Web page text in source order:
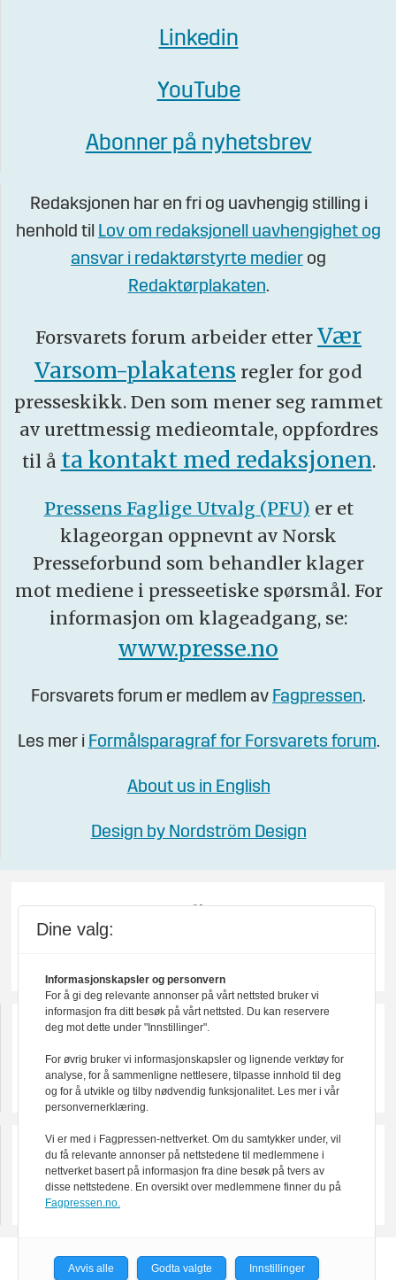
Linkedin
YouTube
Abonner på nyhetsbrev
Redaksjonen har en fri og uavhengig stilling i
henhold til Lov om redaksjonell uavhengighet og
ansvar i redaktørstyrte medier og
Redaktørplakaten.
Forsvarets forum arbeider etter Vær
Varsom-plakatens regler for god
presseskikk. Den som mener seg rammet
av urettmessig medieomtale, oppfordres
til å ta kontakt med redaksjonen.
Pressens Faglige Utvalg (PFU) er et
klageorgan oppnevnt av Norsk
Presseforbund som behandler klager
mot mediene i presseetiske spørsmål. For
informasjon om klageadgang, se:
www.presse.no
Forsvarets forum er medlem av Fagpressen.
Les mer i Formålsparagraf for Forsvarets forum.
About us in English
Design by Nordström Design
Powered by Labrador CMS
Dine valg:
Informasjonskapsler og personvern
For å gi deg relevante annonser på vårt nettsted bruker vi
informasjon fra ditt besøk på vårt nettsted. Du kan reservere
deg mot dette under "Innstillinger".
For øvrig bruker vi informasjonskapsler og lignende verktøy for
analyse, for å sammenligne nettlesere, tilpasse innhold til deg
og for å utvikle og tilby nødvendig funksjonalitet. Les mer i vår
personvernerklæring.
Vi er med i Fagpressen-nettverket. Om du samtykker under, vil
du få relevante annonser på nettstedene til medlemmene i
nettverket basert på informasjon fra dine besøk på tvers av
disse nettstedene. En oversikt over medlemmene finner du på
Fagpressen.no.
Avvis alle Godta valgte Innstillinger